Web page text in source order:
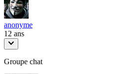
anonyme
12 ans
Groupe chat